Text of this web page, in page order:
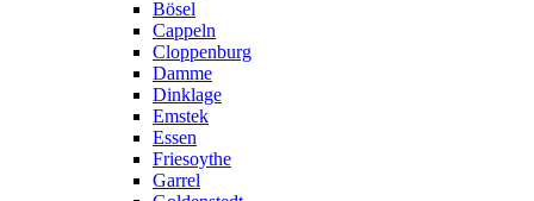
Bösel
Cappeln
Cloppenburg
Damme
Dinklage
Emstek
Essen
Friesoythe
Garrel